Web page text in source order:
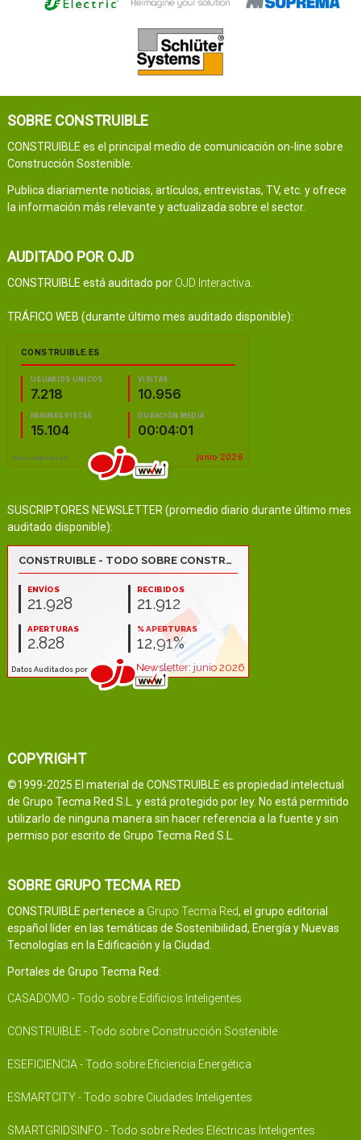
SOBRE CONSTRUIBLE
CONSTRUIBLE es el principal medio de comunicación on-line sobre
Construcción Sostenible.
Publica diariamente noticias, artículos, entrevistas, TV, etc. y ofrece
la información más relevante y actualizada sobre el sector.
AUDITADO POR OJD
CONSTRUIBLE está auditado por OJD Interactiva.
TRÁFICO WEB (durante último mes auditado disponible):
SUSCRIPTORES NEWSLETTER (promedio diario durante último mes
auditado disponible):
COPYRIGHT
©1999-2025 El material de CONSTRUIBLE es propiedad intelectual
de Grupo Tecma Red S.L. y está protegido por ley. No está permitido
utilizarlo de ninguna manera sin hacer referencia a la fuente y sin
permiso por escrito de Grupo Tecma Red S.L.
SOBRE GRUPO TECMA RED
CONSTRUIBLE pertenece a Grupo Tecma Red, el grupo editorial
español líder en las temáticas de Sostenibilidad, Energía y Nuevas
Tecnologías en la Edificación y la Ciudad.
Portales de Grupo Tecma Red:
CASADOMO - Todo sobre Edificios Inteligentes
CONSTRUIBLE - Todo sobre Construcción Sostenible
ESEFICIENCIA - Todo sobre Eficiencia Energética
ESMARTCITY - Todo sobre Ciudades Inteligentes
SMARTGRIDSINFO - Todo sobre Redes Eléctricas Inteligentes